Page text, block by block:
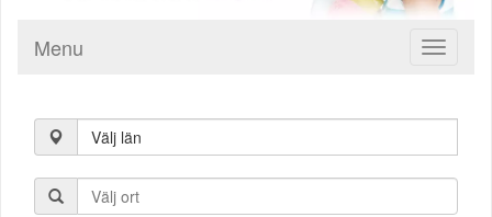
Toggle
Menu
Välj län